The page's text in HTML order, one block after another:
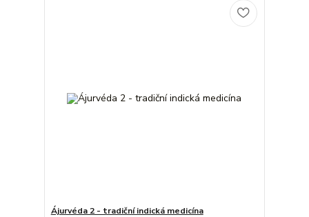
Ájurvéda 2 - tradiční indická medicína